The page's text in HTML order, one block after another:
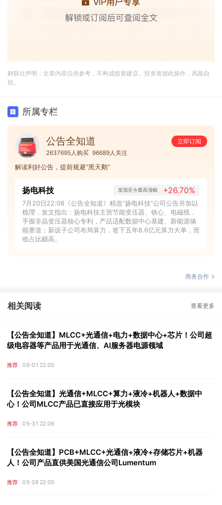
财联社声明：文章内容仅供参考，不构成投资建议。投资者据此操作，风险自
担。
所属专栏
公告全知道
立即订阅
2637695人购买 96689人关注
解读利好公告，提前规避“黑天鹅”
扬电科技 发现至今最高涨幅 +26.70%
7月20日22:08《公告全知道》精选“扬电科技”公司公告并加以
梳理，发文指出：扬电科技主营节能变压器、铁心、电磁线，
手握非晶变压器核心专利，产品适配数据中心基建、新能源储
能赛道；新设子公司布局算力，签下五年8.6亿元算力大单，营
收占比颇高。
商务合作
相关阅读 查看更多
【公告全知道】MLCC+光通信+电力+数据中心+芯片！公司超
级电容器等产品用于光通信、AI服务器电源领域
推荐 06-01 22:00
【公告全知道】光通信+MLCC+算力+液冷+机器人+数据中
心！公司MLCC产品已直接应用于光模块
推荐 05-31 22:06
【公告全知道】PCB+MLCC+光通信+液冷+存储芯片+机器
人！公司产品直供美国光通信公司Lumentum
推荐 05-28 22:00